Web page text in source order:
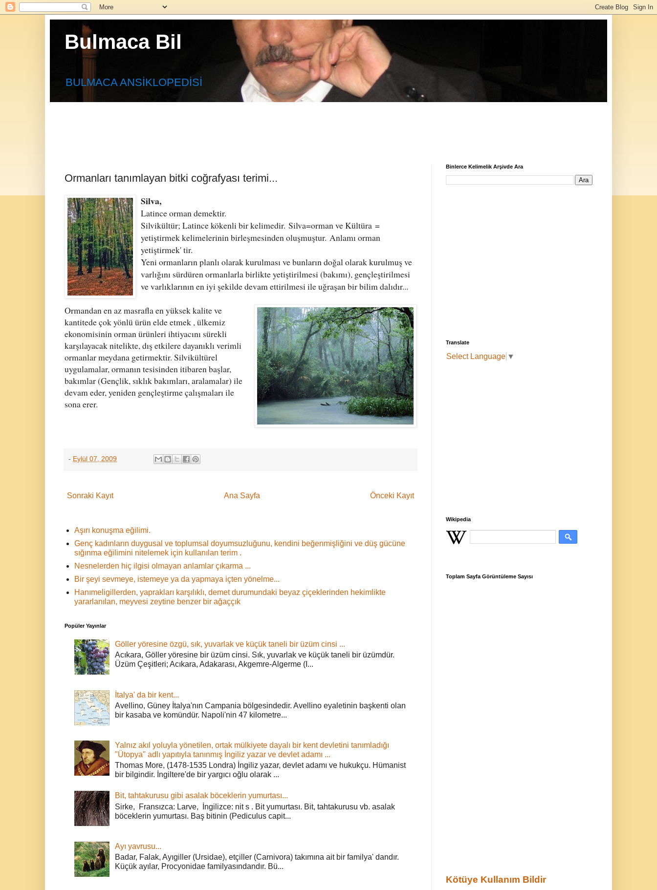
Bulmaca Bil
BULMACA ANSİKLOPEDİSİ
Ormanları tanımlayan bitki coğrafyası terimi...
Silva,
Latince orman demektir.
Silvikültür; Latince kökenli bir kelimedir. Silva=orman veKültüra =
yetiştirmek kelimelerinin birleşmesinden oluşmuştur. Anlamıorman
yetiştirmek' tir.
Yeni ormanların planlı olarak kurulması ve bunların doğal olarak kurulmuş ve
varlığını sürdüren ormanlarla birlikte yetiştirilmesi (bakımı), gençleştirilmesi
ve varlıklarının en iyi şekilde devam ettirilmesi ile uğraşan birbilim dalıdır...
Ormandan en az masrafla en yüksek kalite ve
kantitede çok yönlü ürün elde etmek , ülkemiz
ekonomisinin orman ürünleri ihtiyacını sürekli
karşılayacak nitelikte, dış etkilere dayanıklı verimli
ormanlar meydana getirmektir. Silvikültürel
uygulamalar, ormanın tesisinden itibaren başlar,
bakımlar (Gençlik, sıklık bakımları, aralamalar) ile
devam eder, yeniden gençleştirme çalışmaları ile
sona erer.
- Eylül 07, 2009
Sonraki Kayıt Önceki Kayıt
Ana Sayfa
Aşırı konuşma eğilimi.
Genç kadınların duygusal ve toplumsal doyumsuzluğunu, kendini beğenmişliğini ve düş gücüne
sığınma eğilimini nitelemek için kullanılan terim .
Nesnelerden hiç ilgisi olmayan anlamlar çıkarma ...
Bir şeyi sevmeye, istemeye ya da yapmaya içten yönelme...
Hanımeligillerden, yaprakları karşılıklı, demet durumundaki beyaz çiçeklerinden hekimlikte
yararlanılan, meyvesi zeytine benzer bir ağaççık
Popüler Yayınlar
Göller yöresine özgü, sık, yuvarlak ve küçük taneli bir üzüm cinsi ...
Acıkara, Göller yöresine bir üzüm cinsi. Sık, yuvarlak ve küçük taneli bir üzümdür.
Üzüm Çeşitleri; Acıkara, Adakarası, Akgemre-Algerme (I...
İtalya' da bir kent...
Avellino, Güney İtalya'nın Campania bölgesindedir. Avellino eyaletinin başkenti olan
bir kasaba ve komündür. Napoli'nin 47 kilometre...
Yalnız akıl yoluyla yönetilen, ortak mülkiyete dayalı bir kent devletini tanımladığı
"Ütopya" adlı yapıtıyla tanınmış İngiliz yazar ve devlet adamı ...
Thomas More, (1478-1535 Londra) İngiliz yazar, devlet adamı ve hukukçu. Hümanist
bir bilgindir. İngiltere'de bir yargıcı oğlu olarak ...
Bit, tahtakurusu gibi asalak böceklerin yumurtası...
Sirke, Fransızca: Larve, İngilizce: nit s . Bit yumurtası. Bit, tahtakurusu vb. asalak
böceklerin yumurtası. Baş bitinin (Pediculus capit...
Ayı yavrusu...
Badar, Falak, Ayıgiller (Ursidae), etçiller (Carnivora) takımına ait bir familya' dandır.
Küçük ayılar, Procyonidae familyasındandır. Bü...
Binlerce Kelimelik Arşivde Ara
Translate
Select Language ▼
Wikipedia
Toplam Sayfa Görüntüleme Sayısı
Kötüye Kullanım Bildir